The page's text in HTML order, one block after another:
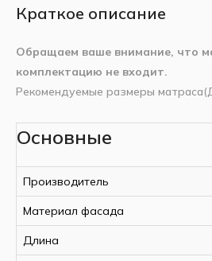
Краткое описание
Обращаем ваше внимание, что
комплектацию не входит.
Рекомендуемые размеры
Комплектация: 2 ручки,
крепежные ремни для фиксации
Опора: металлическая с
Характеристики
Производитель
Ширина
Длина
Высота
Основные
Производитель
Материал фасада
Длина